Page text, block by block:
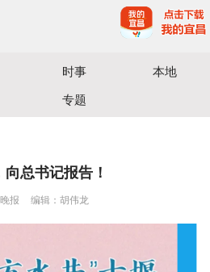
时事
本地
专题
总书记报告！
报 编辑：胡伟龙